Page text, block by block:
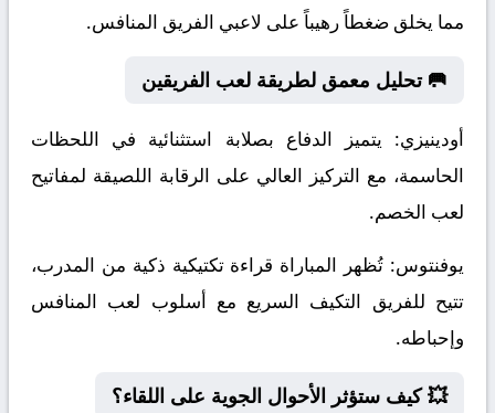
مما يخلق ضغطاً رهيباً على لاعبي الفريق المنافس.
🥅 تحليل معمق لطريقة لعب الفريقين
أودينيزي: يتميز الدفاع بصلابة استثنائية في اللحظات
الحاسمة، مع التركيز العالي على الرقابة اللصيقة لمفاتيح
لعب الخصم.
يوفنتوس: تُظهر المباراة قراءة تكتيكية ذكية من المدرب،
تتيح للفريق التكيف السريع مع أسلوب لعب المنافس
وإحباطه.
💥 كيف ستؤثر الأحوال الجوية على اللقاء؟